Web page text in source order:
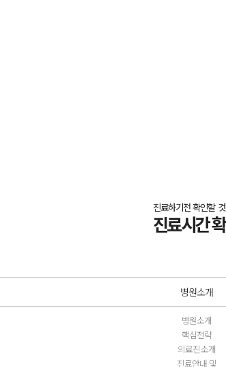
진료하기전 확인할 것!
진료시간
병원소개
병원소개
핵심전략
의료진소개
진료안내 및